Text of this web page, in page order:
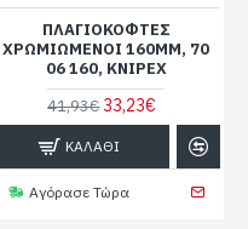
ΠΛΑΓΙΟΚΌΦΤΕΣ
ΧΡΩΜΙΩΜΈΝΟΙ 160MM, 70
06 160, KNIPEX
41,93€ 33,23€
ΚΑΛΆΘΙ
Αγόρασε Τώρα